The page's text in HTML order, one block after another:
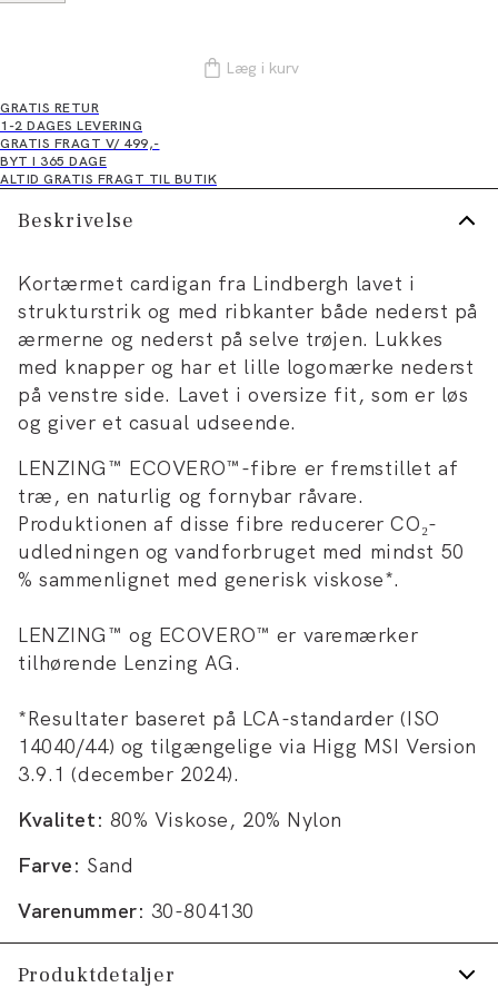
Læg i kurv
GRATIS RETUR
1-2 DAGES LEVERING
GRATIS FRAGT V/ 499,-
BYT I 365 DAGE
ALTID GRATIS FRAGT TIL BUTIK
Beskrivelse
Kortærmet cardigan fra Lindbergh lavet i
strukturstrik og med ribkanter både nederst på
ærmerne og nederst på selve trøjen. Lukkes
med knapper og har et lille logomærke nederst
på venstre side. Lavet i oversize fit, som er løs
og giver et casual udseende.
LENZING™ ECOVERO™-fibre er fremstillet af
træ, en naturlig og fornybar råvare.
Produktionen af disse fibre reducerer CO₂-
udledningen og vandforbruget med mindst 50
% sammenlignet med generisk viskose*.
LENZING™ og ECOVERO™ er varemærker
tilhørende Lenzing AG.
*Resultater baseret på LCA-standarder (ISO
14040/44) og tilgængelige via Higg MSI Version
3.9.1 (december 2024).
Kvalitet: 80% Viskose, 20% Nylon
Farve: Sand
Varenummer: 30-804130
Produktdetaljer